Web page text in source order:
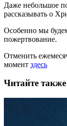
Даже небольшое
рассказывать о
Особенно мы
пожертвование.
Отменить
момент здесь
Читайте также